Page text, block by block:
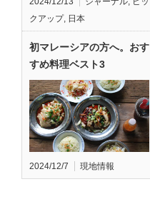
クアップ, 日本
初マレーシアの方へ。おす
すめ料理ベスト3
2024/12/7 現地情報